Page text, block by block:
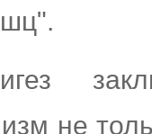
не